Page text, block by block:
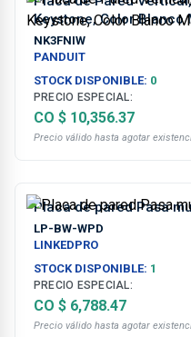
Keystone, Color Blanco
NK3FNIW
PANDUIT
STOCK DISPONIBLE: 0
PRECIO ESPECIAL:
CO $ 10,356.37
Precio válido hasta agotar
Placa de pared Pasa
LP-BW-WPD
LINKEDPRO
STOCK DISPONIBLE: 1
PRECIO ESPECIAL:
CO $ 6,788.47
Precio válido hasta agotar